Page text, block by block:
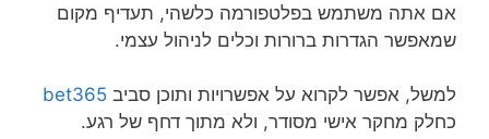
אם אתה משתמש בפלטפורמה כלשהי, תעדיף מקום
שמאפשר הגדרות ברורות וכלים לניהול עצמי.
למשל, אפשר לקרוא על אפשרויות ותוכן סביב bet365
כחלק מחקר אישי מסודר, ולא מתוך דחף של רגע.